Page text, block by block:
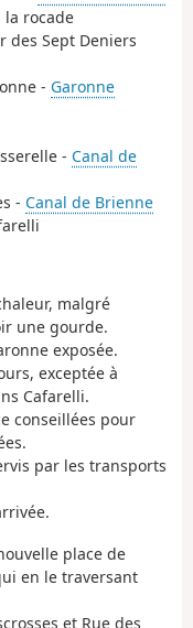
la rocade
des Sept Deniers
- Garonne
- Canal de
- Canal de Brienne
malgré
une gourde.
exposée.
exceptée à
Cafarelli.
conseillées pour
par les transports
place de
en le traversant
et Rue des